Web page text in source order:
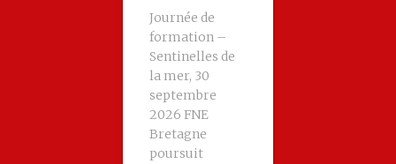
Journée de
formation –
Sentinelles de
la mer, 30
septembre
2026 FNE
Bretagne
poursuit